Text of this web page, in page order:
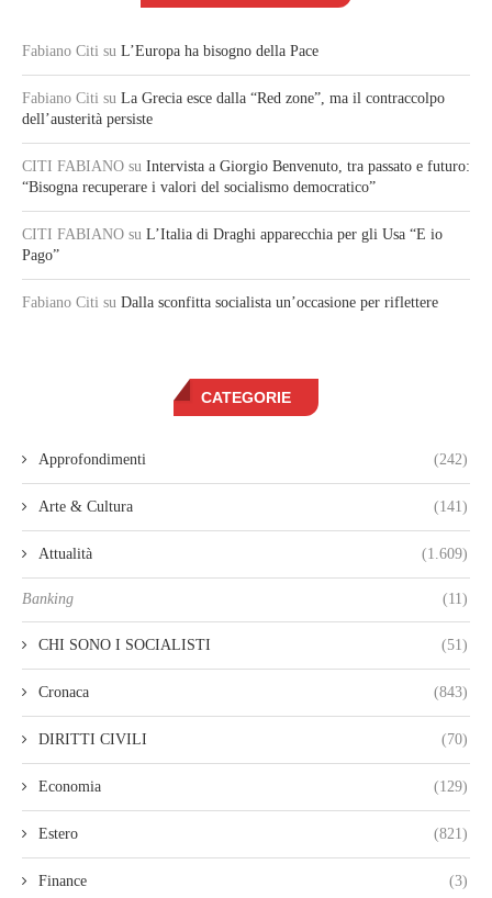
Fabiano Citi su L’Europa ha bisogno della Pace
Fabiano Citi su La Grecia esce dalla “Red zone”, ma il contraccolpo
dell’austerità persiste
CITI FABIANO su Intervista a Giorgio Benvenuto, tra passato e futuro:
“Bisogna recuperare i valori del socialismo democratico”
CITI FABIANO su L’Italia di Draghi apparecchia per gli Usa “E io
Pago”
Fabiano Citi su Dalla sconfitta socialista un’occasione per riflettere
CATEGORIE
Approfondimenti (242)
Arte & Cultura (141)
Attualità (1.609)
Banking (11)
CHI SONO I SOCIALISTI (51)
Cronaca (843)
DIRITTI CIVILI (70)
Economia (129)
Estero (821)
Finance (3)